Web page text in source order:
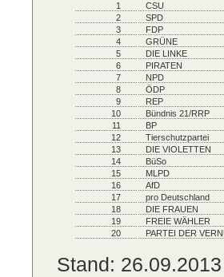
1
CSU
2
SPD
3
FDP
4
GRÜNE
5
DIE LINKE
6
PIRATEN
7
NPD
8
ÖDP
9
REP
10
Bündnis 21/RRP
11
BP
12
Tierschutzpartei
13
DIE VIOLETTEN
14
BüSo
15
MLPD
16
AfD
17
pro Deutschland
18
DIE FRAUEN
19
FREIE WÄHLER
20
PARTEI DER
Stand: